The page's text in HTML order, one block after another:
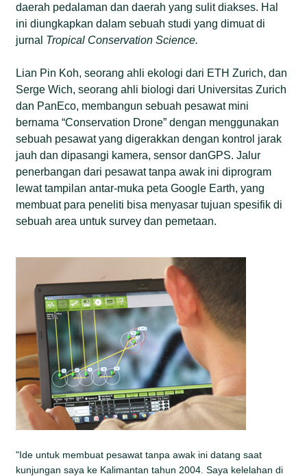
daerah pedalaman dan daerah yang sulit diakses. Hal
ini diungkapkan dalam sebuah studi yang dimuat di
jurnal Tropical Conservation Science.
Lian Pin Koh, seorang ahli ekologi dari ETH Zurich, dan
Serge Wich, seorang ahli biologi dari Universitas Zurich
dan PanEco, membangun sebuah pesawat mini
bernama “Conservation Drone” dengan menggunakan
sebuah pesawat yang digerakkan dengan kontrol jarak
jauh dan dipasangi kamera, sensor danGPS. Jalur
penerbangan dari pesawat tanpa awak ini diprogram
lewat tampilan antar-muka peta Google Earth, yang
membuat para peneliti bisa menyasar tujuan spesifik di
sebuah area untuk survey dan pemetaan.
"Ide untuk membuat pesawat tanpa awak ini datang saat
kunjungan saya ke Kalimantan tahun 2004. Saya kelelahan di